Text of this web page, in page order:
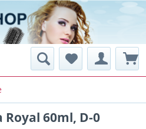
60ml, D-0